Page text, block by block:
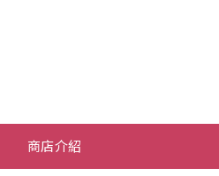
商店介紹